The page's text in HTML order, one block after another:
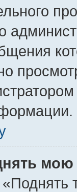
мою